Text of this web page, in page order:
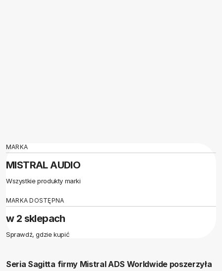
MARKA
MISTRAL AUDIO
Wszystkie produkty marki
MARKA DOSTĘPNA
w 2 sklepach
Sprawdź, gdzie kupić
Seria Sagitta firmy Mistral ADS Worldwide poszerzyła